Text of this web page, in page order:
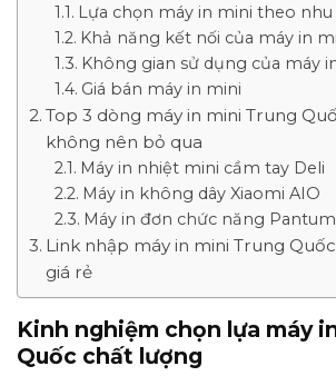
Lựa chọn máy in mini theo
Khả năng kết nối của máy in
Không gian sử dụng của máy
Giá bán máy in mini
Top 3 dòng máy in mini Trung
không nên bỏ qua
Máy in nhiệt mini cầm tay Deli
Máy in không dây Xiaomi AIO
Máy in đơn chức năng Pantum
Link nhập máy in mini Trung
giá rẻ
Kinh nghiệm chọn lựa máy
Quốc chất lượng